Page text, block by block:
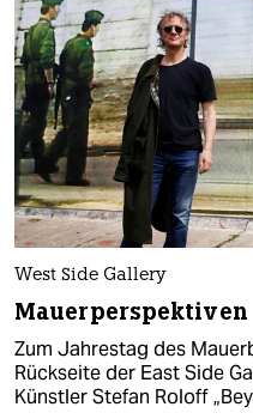
West Side Gallery
Mauerperspektiven
Zum Jahrestag des
Rückseite der East Side
Künstler Stefan Roloff